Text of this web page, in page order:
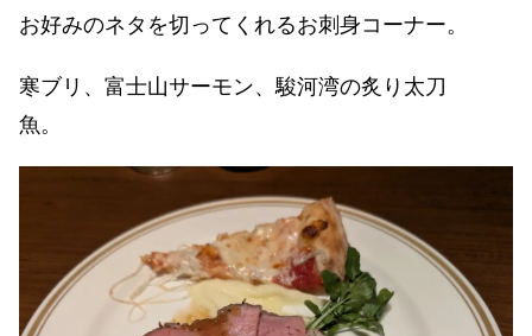
お好みのネタを切ってくれるお刺身コーナー。
寒ブリ、富士山サーモン、駿河湾の炙り太刀
魚。